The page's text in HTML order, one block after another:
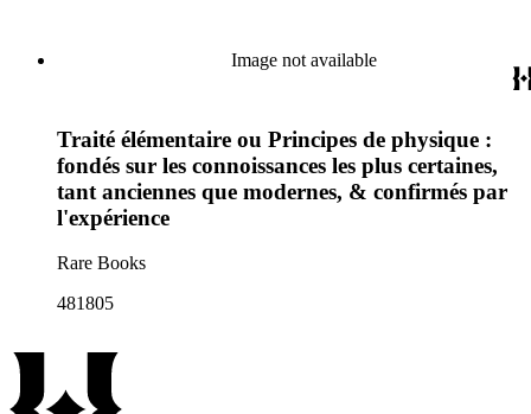
Image not available
Traité élémentaire ou Principes de physique :
fondés sur les connoissances les plus certaines,
tant anciennes que modernes, & confirmés par
l'expérience
Rare Books
481805